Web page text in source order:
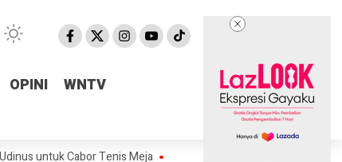
OPINI
WNTV
OPINI
WNTV
Tenis Meja Fraksi Golkar DPRD Pemalang Salurkan